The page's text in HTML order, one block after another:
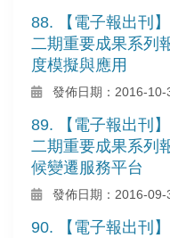
88. 【電子報出刊
二期重要成果系列
度模擬與應用
發佈日期：2016-10-
89. 【電子報出刊
二期重要成果系列
候變遷服務平台
發佈日期：2016-09-
90. 【電子報出刊